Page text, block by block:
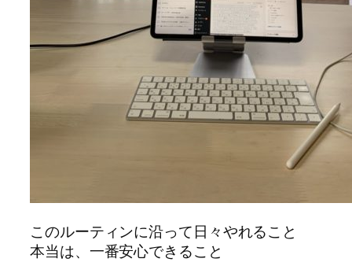
このルーティンに沿って日々やれること
本当は、一番安心できること